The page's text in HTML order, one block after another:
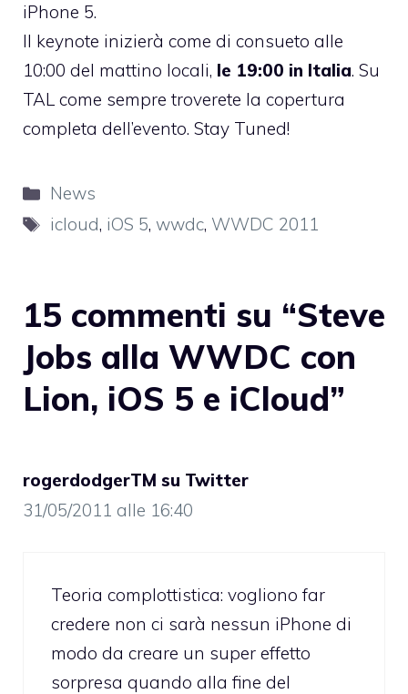
iPhone 5.
Il keynote inizierà come di consueto alle
10:00 del mattino locali, le 19:00 in Italia. Su
TAL come sempre troverete la copertura
completa dell’evento. Stay Tuned!
Categorie
News
Tag
icloud, iOS 5,wwdc, WWDC 2011
15 commenti su “Steve
Jobs alla WWDC con
Lion, iOS 5 e iCloud”
rogerdodgerTM su Twitter
31/05/2011 alle 16:40
Teoria complottistica: vogliono far
credere non ci sarà nessun iPhone di
modo da creare un super effetto
sorpresa quando alla fine del